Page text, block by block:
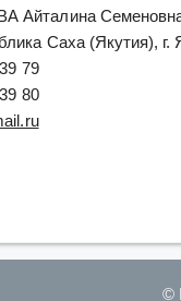
Айталина
Саха (Якутия), г.
79
80
©